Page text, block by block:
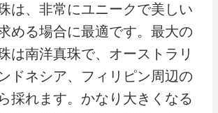
は、非常にユニークで美しい
める場合に最適です。最大の
は南洋真珠で、オーストラリ
ドネシア、フィリピン周辺の
採れます。かなり大きくなる